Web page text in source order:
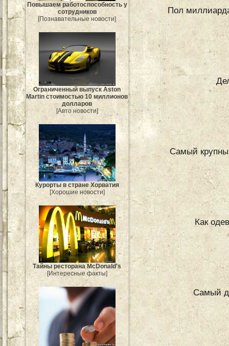
Повышаем работоспособность у
сотрудников
[Познавательные новости]
Ограниченный выпуск Aston
Martin стоимостью 10 миллионов
долларов
[Авто новости]
Курорты в стране Хорватия
[Хорошие новости]
Тайны ресторана McDonald's
[Интересные факты]
Пол
Самый
Как
Самый